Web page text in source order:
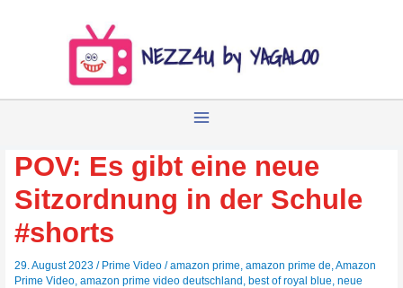
POV: Es gibt eine neue
Sitzordnung in der Schule
#shorts
29. August 2023/ Prime Video /amazon prime,amazon prime de,Amazon
Prime Video,amazon prime video deutschland,best of royal blue,neue